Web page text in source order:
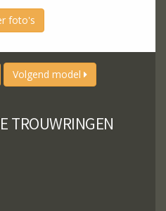
foto's
Volgend model
TROUWRINGEN